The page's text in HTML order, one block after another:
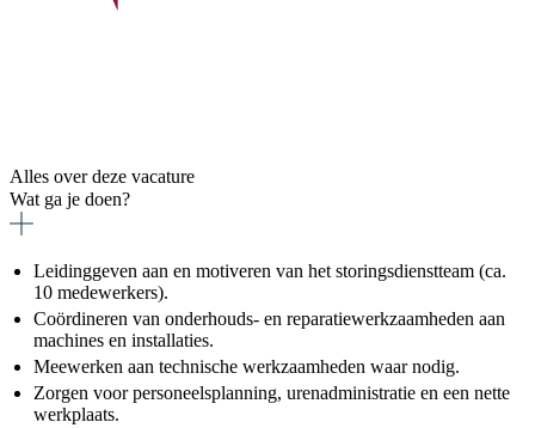
Alles over deze vacature
Wat ga je doen?
Leidinggeven aan en motiveren van het storingsdienstteam (ca.
10 medewerkers).
Coördineren van onderhouds- en reparatiewerkzaamheden aan
machines en installaties.
Meewerken aan technische werkzaamheden waar nodig.
Zorgen voor personeelsplanning, urenadministratie en een nette
werkplaats.